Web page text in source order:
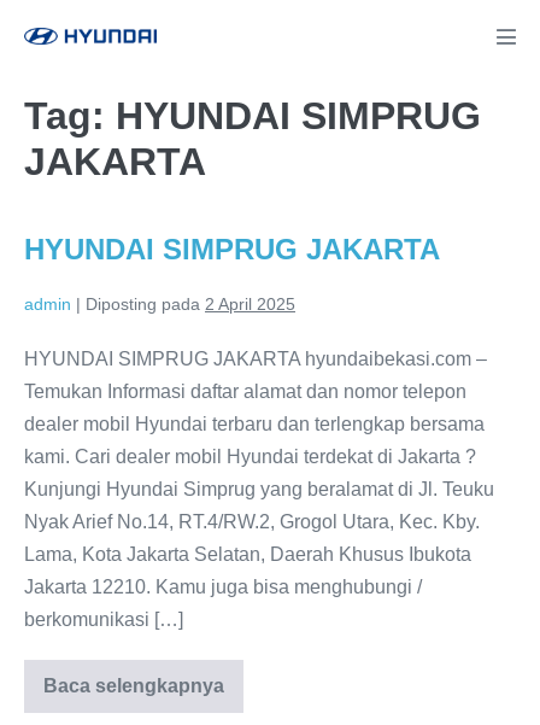
Tag: HYUNDAI SIMPRUG
JAKARTA
HYUNDAI SIMPRUG JAKARTA
admin | Diposting pada 2 April 2025
HYUNDAI SIMPRUG JAKARTA hyundaibekasi.com –
Temukan Informasi daftar alamat dan nomor telepon
dealer mobil Hyundai terbaru dan terlengkap bersama
kami. Cari dealer mobil Hyundai terdekat di Jakarta ?
Kunjungi Hyundai Simprug yang beralamat di Jl. Teuku
Nyak Arief No.14, RT.4/RW.2, Grogol Utara, Kec. Kby.
Lama, Kota Jakarta Selatan, Daerah Khusus Ibukota
Jakarta 12210. Kamu juga bisa menghubungi /
berkomunikasi […]
Baca selengkapnya
HYUNDAI
SIMPRUG